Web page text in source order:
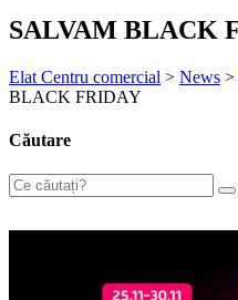
SALVAM BLACK
Elat Centru comercial > News >
BLACK FRIDAY
Căutare